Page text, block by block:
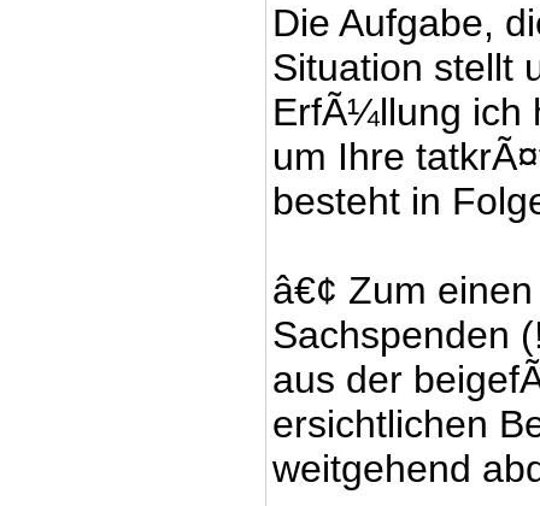
Die Aufgabe,
Situation stellt
ErfÃ¼llung ich
um Ihre
besteht in
â€¢ Zum
Sachspenden
aus der
ersichtlichen
weitgehend